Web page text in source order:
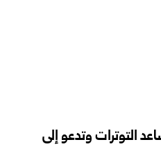
التوترات وتدعو إلى